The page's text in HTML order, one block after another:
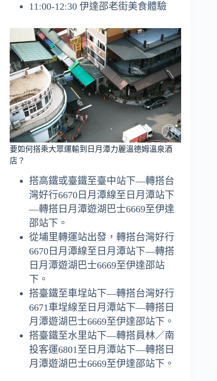
11:00-12:30 伊達邵老街美食體驗
要如何搭乘大眾運輸到日月潭力麗溫德姆溫泉酒
店？
搭高鐵或臺鐵至臺中站下—轉搭台
灣好行6670日月潭線至日月潭站下
—轉搭日月潭遊湖巴士6669至伊達
邵站下。
從埔里轉運站出發，轉搭台灣好行
6670日月潭線至日月潭站下—轉搭
日月潭遊湖巴士6669至伊達邵站
下。
搭臺鐵至車埕站下—轉搭台灣好行
6671車埕線至日月潭站下—轉搭日
月潭遊湖巴士6669至伊達邵站下。
搭臺鐵至水里站下—轉搭員林／南
投客運6801至日月潭站下—轉搭日
月潭遊湖巴士6669至伊達邵站下。